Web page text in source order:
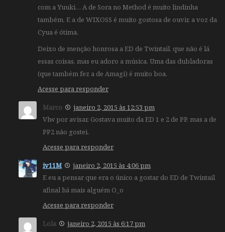
com a Yuuki… A de Sora no Method é muito lindinha
também. E a de WIXOSS é muito gostosa de ouvir, a voz da
Cyua é ótima.
Deixo de menção honrosa a ED de Twintail, que não é lá
essas coisas, mas eu adoro a música. Uma das dubladoras
(que também fez a de Amagi) é muito boa.
Acesse para responder
Marco
janeiro 2, 2015 às 12:53 pm
Vlw por avisar. Gostava muito da ED 1 e 2 de PP, mas a de
PP2 não gostei.
Acesse para responder
iv11M
janeiro 2, 2015 às 4:06 pm
E eu a pensar que era o único a gostar do ED de Twintail
afinal há mais alguém O_o
Acesse para responder
Lola
janeiro 2, 2015 às 6:17 pm